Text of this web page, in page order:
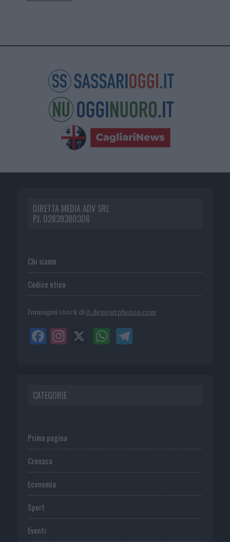
DIRETTA MEDIA ADV SRL
P.I. 02839380306
Chi siamo
Codice etico
Immagini stock di it.depositphotos.com
CATEGORIE
Prima pagina
Cronaca
Economia
Sport
Eventi